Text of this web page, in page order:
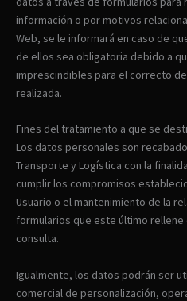
información o por motivos
Web, se le informará en caso de
de ellos sea obligatoria debido a
imprescindibles para el correcto
realizada.
Fines del tratamiento a que se
Los datos personales son
Transporte y Logística con la
cumplir los compromisos
Usuario o el mantenimiento de la
formularios que este último
consulta.
Igualmente, los datos podrán ser
comercial de personalización,